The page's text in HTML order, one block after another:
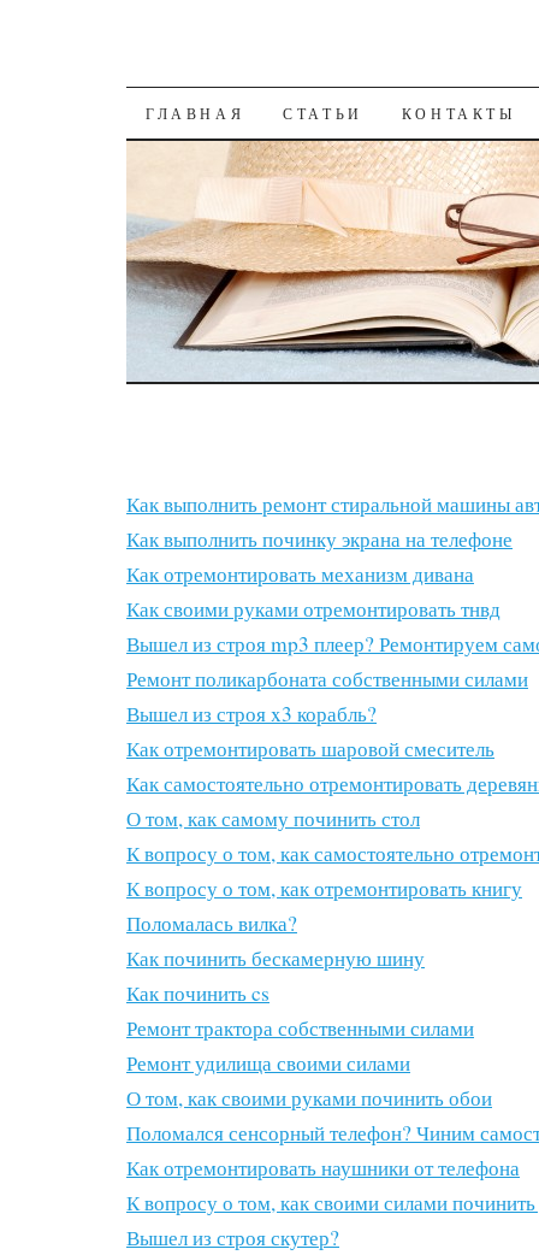
К СОДЕРЖАНИЮ
ГЛАВНАЯ СТАТЬИ КОНТАКТЫ
Как выполнить ремонт стиральной машины
Как выполнить починку экрана на телефоне
Как отремонтировать механизм дивана
Как своими руками отремонтировать тнвд
Вышел из строя mp3 плеер? Ремонтируем
Ремонт поликарбоната собственными силами
Вышел из строя x3 корабль?
Как отремонтировать шаровой смеситель
Как самостоятельно отремонтировать
О том, как самому починить стол
К вопросу о том, как самостоятельно
К вопросу о том, как отремонтировать книгу
Поломалась вилка?
Как починить бескамерную шину
Как починить cs
Ремонт трактора собственными силами
Ремонт удилища своими силами
О том, как своими руками починить обои
Поломался сенсорный телефон? Чиним
Как отремонтировать наушники от телефона
К вопросу о том, как своими силами
Вышел из строя скутер?